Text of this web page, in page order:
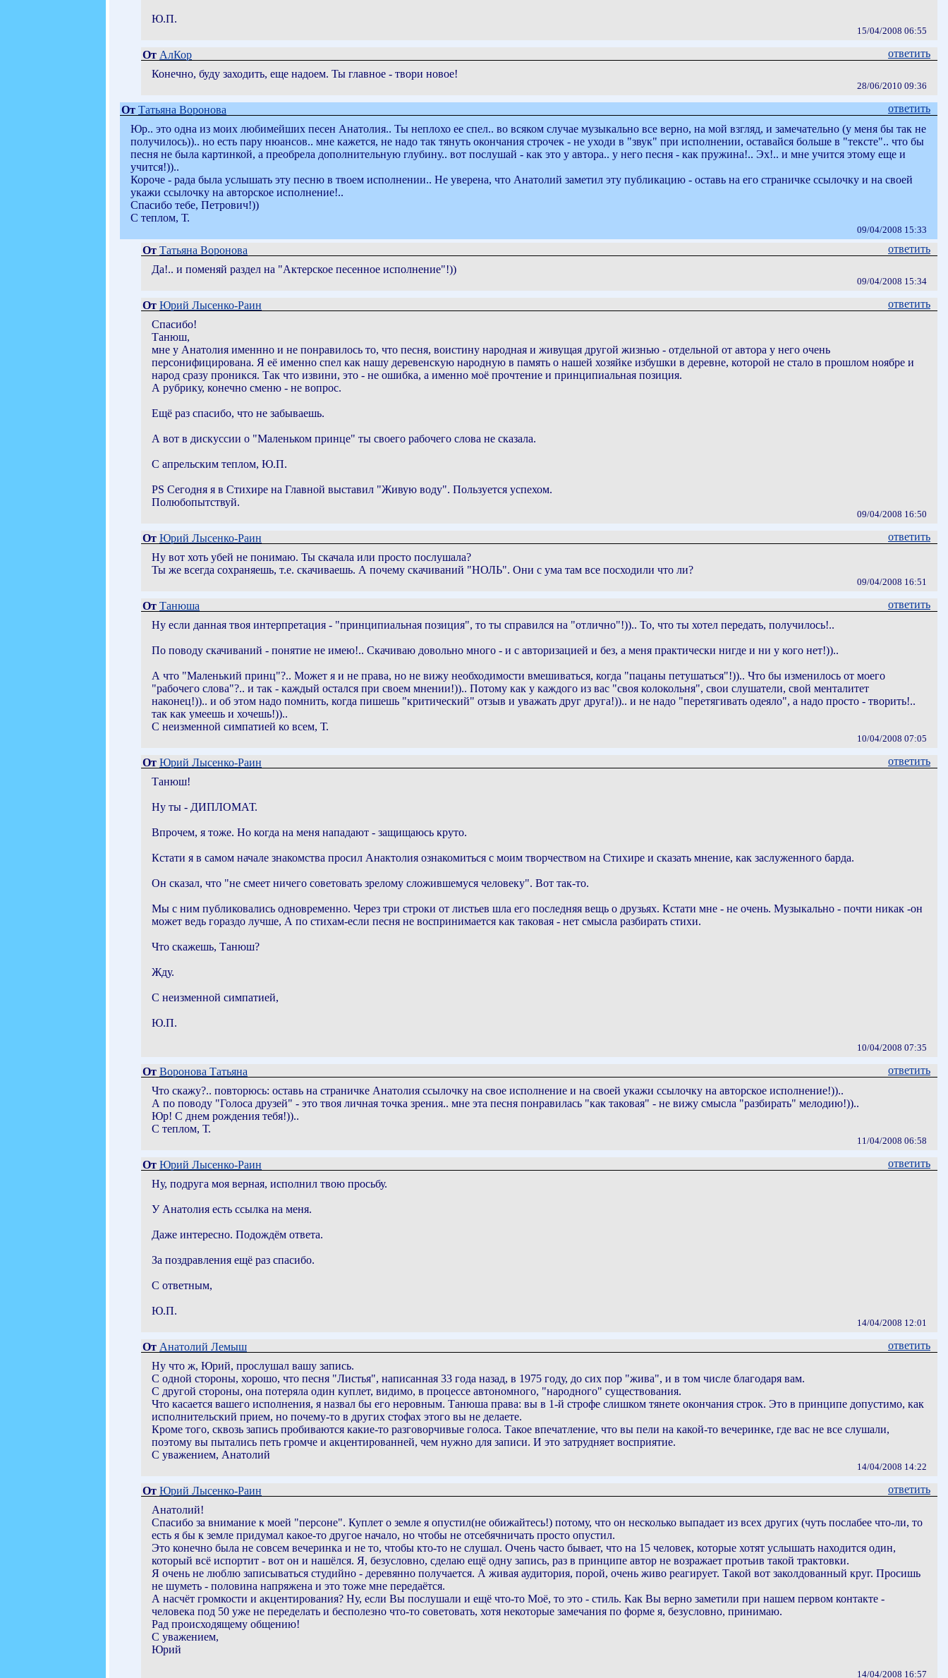
Ю.П.
15/04/2008 06:55
От АлКор
ответить
Конечно, буду заходить, еще надоем. Ты главное - твори новое!
28/06/2010 09:36
От Татьяна Воронова
ответить
Юр.. это одна из моих любимейших песен Анатолия.. Ты неплохо ее спел.. во всяком случае музыкально все верно, на мой взгляд, и замечательно (у меня бы так не
получилось)).. но есть пару нюансов.. мне кажется, не надо так тянуть окончания строчек - не уходи в "звук" при исполнении, оставайся больше в "тексте".. что бы
песня не была картинкой, а преобрела дополнительную глубину.. вот послушай - как это у автора.. у него песня - как пружина!.. Эх!.. и мне учится этому еще и
учится!))..
Короче - рада была услышать эту песню в твоем исполнении.. Не уверена, что Анатолий заметил эту публикацию - оставь на его страничке ссылочку и на своей
укажи ссылочку на авторское исполнение!..
Спасибо тебе, Петрович!))
С теплом, Т.
09/04/2008 15:33
От Татьяна Воронова
ответить
Да!.. и поменяй раздел на "Актерское песенное исполнение"!))
09/04/2008 15:34
От Юрий Лысенко-Раин
ответить
Спасибо!
Танюш,
мне у Анатолия именнно и не понравилось то, что песня, воистину народная и живущая другой жизнью - отдельной от автора у него очень
персонифицирована. Я её именно спел как нашу деревенскую народную в память о нашей хозяйке избушки в деревне, которой не стало в прошлом ноябре и
народ сразу проникся. Так что извини, это - не ошибка, а именно моё прочтение и принципиальная позиция.
А рубрику, конечно сменю - не вопрос.
Ещё раз спасибо, что не забываешь.
А вот в дискуссии о "Маленьком принце" ты своего рабочего слова не сказала.
С апрельским теплом, Ю.П.
PS Сегодня я в Стихире на Главной выставил "Живую воду". Пользуется успехом.
Полюбопытствуй.
09/04/2008 16:50
От Юрий Лысенко-Раин
ответить
Ну вот хоть убей не понимаю. Ты скачала или просто послушала?
Ты же всегда сохраняешь, т.е. скачиваешь. А почему скачиваний "НОЛЬ". Они с ума там все посходили что ли?
09/04/2008 16:51
От Танюша
ответить
Ну если данная твоя интерпретация - "принципиальная позиция", то ты справился на "отлично"!)).. То, что ты хотел передать, получилось!..
По поводу скачиваний - понятие не имею!.. Скачиваю довольно много - и с авторизацией и без, а меня практически нигде и ни у кого нет!))..
А что "Маленький принц"?.. Может я и не права, но не вижу необходимости вмешиваться, когда "пацаны петушаться"!)).. Что бы изменилось от моего
"рабочего слова"?.. и так - каждый остался при своем мнении!)).. Потому как у каждого из вас "своя колокольня", свои слушатели, свой менталитет
наконец!)).. и об этом надо помнить, когда пишешь "критический" отзыв и уважать друг друга!)).. и не надо "перетягивать одеяло", а надо просто - творить!..
так как умеешь и хочешь!))..
С неизменной симпатией ко всем, Т.
10/04/2008 07:05
От Юрий Лысенко-Раин
ответить
Танюш!
Ну ты - ДИПЛОМАТ.
Впрочем, я тоже. Но когда на меня нападают - защищаюсь круто.
Кстати я в самом начале знакомства просил Анактолия ознакомиться с моим творчеством на Стихире и сказать мнение, как заслуженного барда.
Он сказал, что "не смеет ничего советовать зрелому сложившемуся человеку". Вот так-то.
Мы с ним публиковались одновременно. Через три строки от листьев шла его последняя вещь о друзьях. Кстати мне - не очень. Музыкально - почти никак -он
может ведь гораздо лучше, А по стихам-если песня не воспринимается как таковая - нет смысла разбирать стихи.
Что скажешь, Танюш?
Жду.
С неизменной симпатией,
Ю.П.
10/04/2008 07:35
От Воронова Татьяна
ответить
Что скажу?.. повторюсь: оставь на страничке Анатолия ссылочку на свое исполнение и на своей укажи ссылочку на авторское исполнение!))..
А по поводу "Голоса друзей" - это твоя личная точка зрения.. мне эта песня понравилась "как таковая" - не вижу смысла "разбирать" мелодию!))..
Юр! С днем рождения тебя!))..
С теплом, Т.
11/04/2008 06:58
От Юрий Лысенко-Раин
ответить
Ну, подруга моя верная, исполнил твою просьбу.
У Анатолия есть ссылка на меня.
Даже интересно. Подождём ответа.
За поздравления ещё раз спасибо.
С ответным,
Ю.П.
14/04/2008 12:01
От Анатолий Лемыш
ответить
Ну что ж, Юрий, прослушал вашу запись.
С одной стороны, хорошо, что песня "Листья", написанная 33 года назад, в 1975 году, до сих пор "жива", и в том числе благодаря вам.
С другой стороны, она потеряла один куплет, видимо, в процессе автономного, "народного" существования.
Что касается вашего исполнения, я назвал бы его неровным. Танюша права: вы в 1-й строфе слишком тянете окончания строк. Это в принципе допустимо, как
исполнительский прием, но почему-то в других стофах этого вы не делаете.
Кроме того, сквозь запись пробиваются какие-то разговорчивые голоса. Такое впечатление, что вы пели на какой-то вечеринке, где вас не все слушали,
поэтому вы пытались петь громче и акцентированней, чем нужно для записи. И это затрудняет восприятие.
С уважением, Анатолий
14/04/2008 14:22
От Юрий Лысенко-Раин
ответить
Анатолий!
Спасибо за внимание к моей "персоне". Куплет о земле я опустил(не обижайтесь!) потому, что он несколько выпадает из всех других (чуть послабее что-ли, то
есть я бы к земле придумал какое-то другое начало, но чтобы не отсебячничать просто опустил.
Это конечно была не совсем вечеринка и не то, чтобы кто-то не слушал. Очень часто бывает, что на 15 человек, которые хотят услышать находится один,
который всё испортит - вот он и нашёлся. Я, безусловно, сделаю ещё одну запись, раз в принципе автор не возражает протьив такой трактовки.
Я очень не люблю записываться студийно - деревянно получается. А живая аудитория, порой, очень живо реагирует. Такой вот заколдованный круг. Просишь
не шуметь - половина напряжена и это тоже мне передаётся.
А насчёт громкости и акцентирования? Ну, если Вы послушали и ещё что-то Моё, то это - стиль. Как Вы верно заметили при нашем первом контакте -
человека под 50 уже не переделать и бесполезно что-то советовать, хотя некоторые замечания по форме я, безусловно, принимаю.
Рад происходящему общению!
С уважением,
Юрий
14/04/2008 16:57